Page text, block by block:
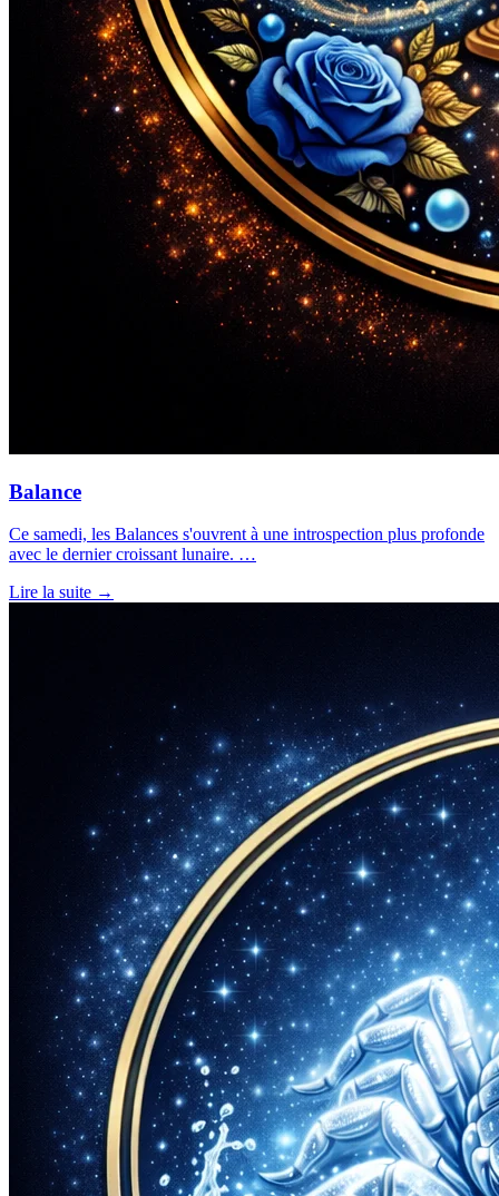
Balance
Ce samedi, les Balances s'ouvrent à une introspection plus profonde
avec le dernier croissant lunaire. …
Lire la suite →